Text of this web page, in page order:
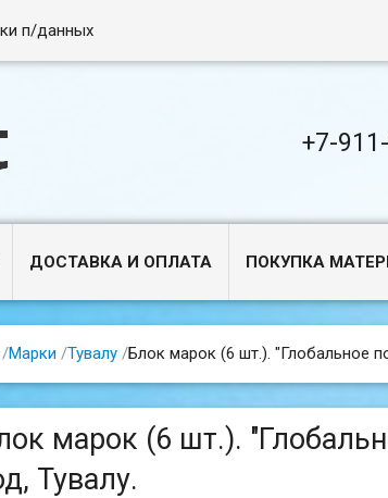
п/данных
+7-
ДОСТАВКА И ОПЛАТА ПОКУПКА
/Марки /Тувалу /Блок марок (6 шт.). "Глобальное
марок (6 шт.).
Тувалу.